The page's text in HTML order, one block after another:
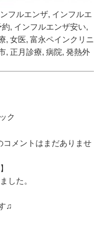
フルエンザ, インフルエ
約, インフルエンザ安い,
, 女医, 富永ペインクリニ
, 正月診療, 病院, 発熱外
ク
コメントはまだありませ
した。
♫